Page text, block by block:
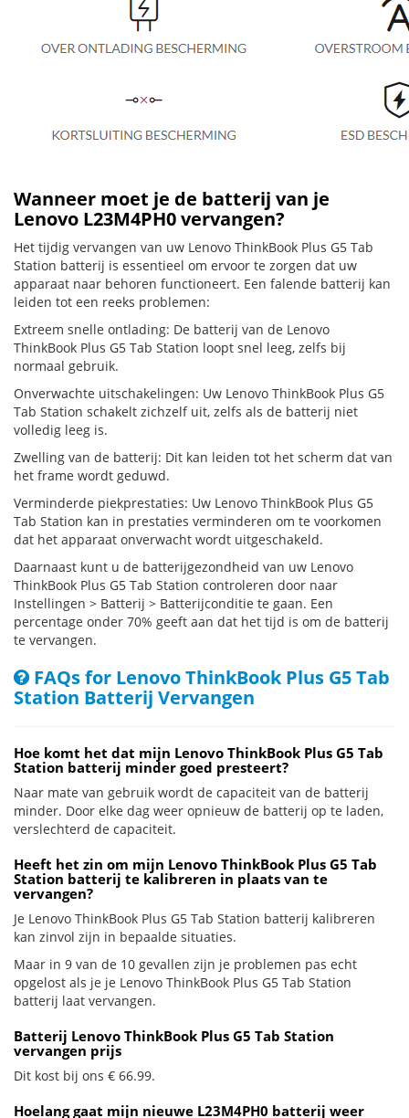
Wanneer moet je de batterij van je
Lenovo L23M4PH0 vervangen?
Het tijdig vervangen van uw Lenovo ThinkBook Plus G5 Tab
Station batterij is essentieel om ervoor te zorgen dat uw
apparaat naar behoren functioneert. Een falende batterij kan
leiden tot een reeks problemen:
Extreem snelle ontlading: De batterij van de Lenovo
ThinkBook Plus G5 Tab Station loopt snel leeg, zelfs bij
normaal gebruik.
Onverwachte uitschakelingen: Uw Lenovo ThinkBook Plus G5
Tab Station schakelt zichzelf uit, zelfs als de batterij niet
volledig leeg is.
Zwelling van de batterij: Dit kan leiden tot het scherm dat van
het frame wordt geduwd.
Verminderde piekprestaties: Uw Lenovo ThinkBook Plus G5
Tab Station kan in prestaties verminderen om te voorkomen
dat het apparaat onverwacht wordt uitgeschakeld.
Daarnaast kunt u de batterijgezondheid van uw Lenovo
ThinkBook Plus G5 Tab Station controleren door naar
Instellingen > Batterij > Batterijconditie te gaan. Een
percentage onder 70% geeft aan dat het tijd is om de batterij
te vervangen.
FAQs for Lenovo ThinkBook Plus G5 Tab
Station Batterij Vervangen
Hoe komt het dat mijn Lenovo ThinkBook Plus G5 Tab
Station batterij minder goed presteert?
Naar mate van gebruik wordt de capaciteit van de batterij
minder. Door elke dag weer opnieuw de batterij op te laden,
verslechterd de capaciteit.
Heeft het zin om mijn Lenovo ThinkBook Plus G5 Tab
Station batterij te kalibreren in plaats van te
vervangen?
Je Lenovo ThinkBook Plus G5 Tab Station batterij kalibreren
kan zinvol zijn in bepaalde situaties.
Maar in 9 van de 10 gevallen zijn je problemen pas echt
opgelost als je je Lenovo ThinkBook Plus G5 Tab Station
batterij laat vervangen.
Batterij Lenovo ThinkBook Plus G5 Tab Station
vervangen prijs
Dit kost bij ons € 66.99.
Hoelang gaat mijn nieuwe L23M4PH0 batterij weer